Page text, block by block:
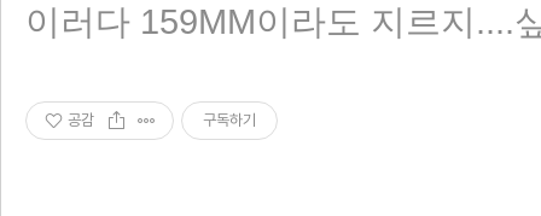
이러다 159MM이라도 지르지....
공감 구독하기